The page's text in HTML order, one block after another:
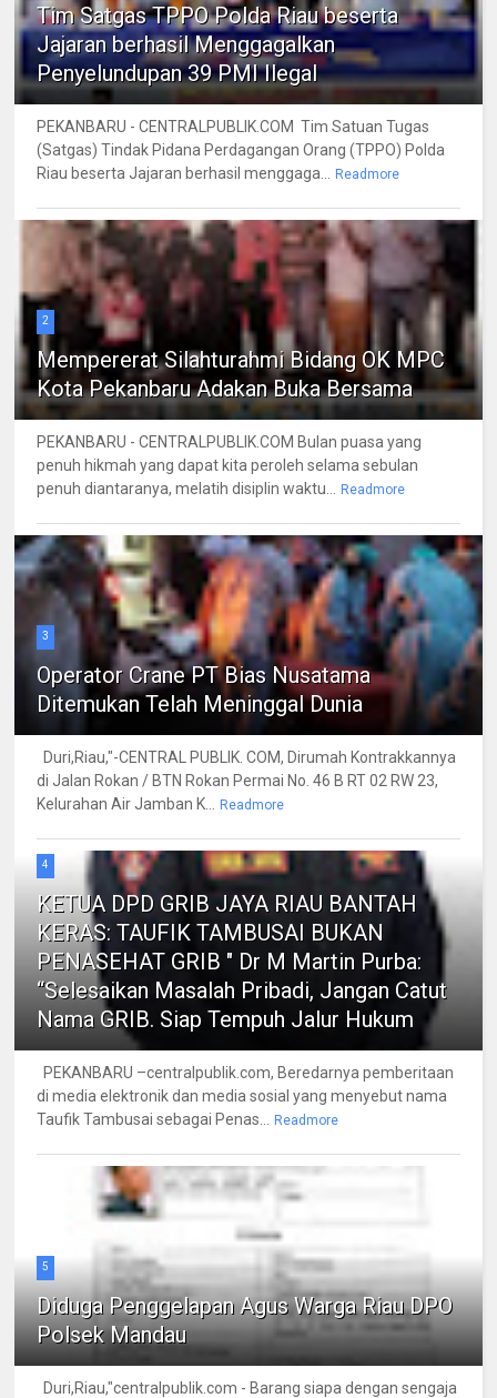
Tim Satgas TPPO Polda Riau beserta
Jajaran berhasil Menggagalkan
Penyelundupan 39 PMI Ilegal
PEKANBARU - CENTRALPUBLIK.COM Tim Satuan Tugas
(Satgas) Tindak Pidana Perdagangan Orang (TPPO) Polda
Riau beserta Jajaran berhasil menggaga...
Readmore
2
Mempererat Silahturahmi Bidang OK MPC
Kota Pekanbaru Adakan Buka Bersama
PEKANBARU - CENTRALPUBLIK.COM Bulan puasa yang
penuh hikmah yang dapat kita peroleh selama sebulan
penuh diantaranya, melatih disiplin waktu...
Readmore
3
Operator Crane PT Bias Nusatama
Ditemukan Telah Meninggal Dunia
Duri,Riau,"-CENTRAL PUBLIK. COM, Dirumah Kontrakkannya
di Jalan Rokan / BTN Rokan Permai No. 46 B RT 02 RW 23,
Kelurahan Air Jamban K...
Readmore
4
KETUA DPD GRIB JAYA RIAU BANTAH
KERAS: TAUFIK TAMBUSAI BUKAN
PENASEHAT GRIB " Dr M Martin Purba:
“Selesaikan Masalah Pribadi, Jangan Catut
Nama GRIB. Siap Tempuh Jalur Hukum
PEKANBARU –centralpublik.com, Beredarnya pemberitaan
di media elektronik dan media sosial yang menyebut nama
Taufik Tambusai sebagai Penas...
Readmore
5
Diduga Penggelapan Agus Warga Riau DPO
Polsek Mandau
Duri,Riau,"centralpublik.com - Barang siapa dengan sengaja